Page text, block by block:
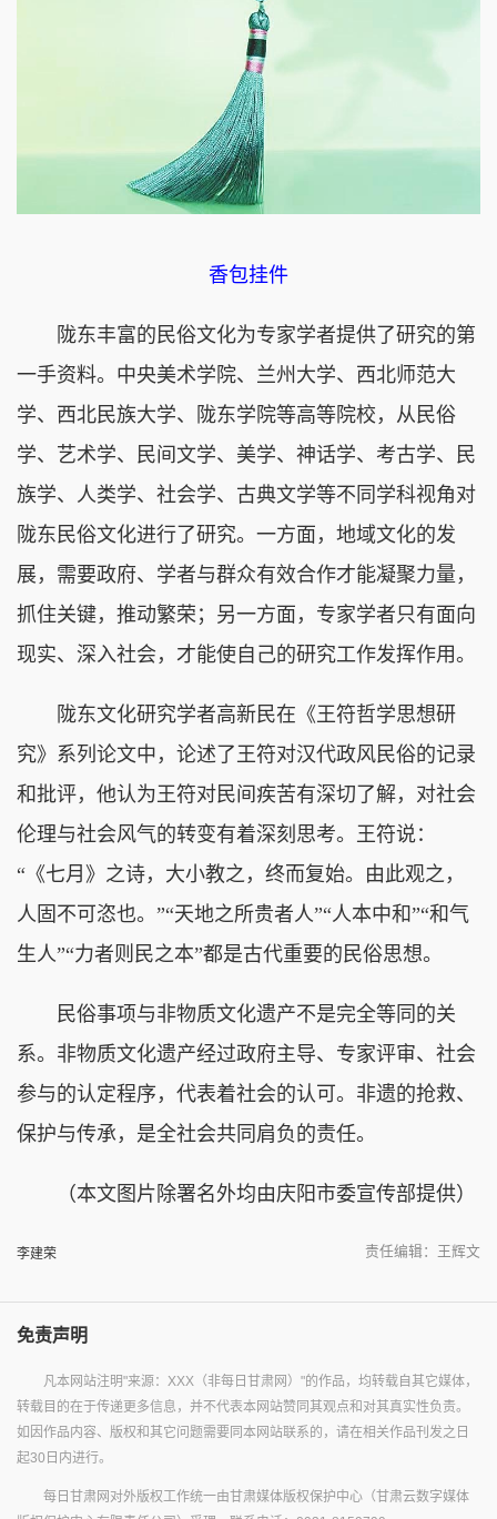
香包挂件
陇东丰富的民俗文化为专家学者提供了研究的第
一手资料。中央美术学院、兰州大学、西北师范大
学、西北民族大学、陇东学院等高等院校，从民俗
学、艺术学、民间文学、美学、神话学、考古学、民
族学、人类学、社会学、古典文学等不同学科视角对
陇东民俗文化进行了研究。一方面，地域文化的发
展，需要政府、学者与群众有效合作才能凝聚力量，
抓住关键，推动繁荣；另一方面，专家学者只有面向
现实、深入社会，才能使自己的研究工作发挥作用。
陇东文化研究学者高新民在《王符哲学思想研
究》系列论文中，论述了王符对汉代政风民俗的记录
和批评，他认为王符对民间疾苦有深切了解，对社会
伦理与社会风气的转变有着深刻思考。王符说：
“《七月》之诗，大小教之，终而复始。由此观之，
人固不可恣也。”“天地之所贵者人”“人本中和”“和气
生人”“力者则民之本”都是古代重要的民俗思想。
民俗事项与非物质文化遗产不是完全等同的关
系。非物质文化遗产经过政府主导、专家评审、社会
参与的认定程序，代表着社会的认可。非遗的抢救、
保护与传承，是全社会共同肩负的责任。
（本文图片除署名外均由庆阳市委宣传部提供）
李建荣 责任编辑：王辉文
免责声明
凡本网站注明"来源：XXX（非每日甘肃网）"的作品，均转载自其它媒体，
转载目的在于传递更多信息，并不代表本网站赞同其观点和对其真实性负责。
如因作品内容、版权和其它问题需要同本网站联系的，请在相关作品刊发之日
起30日内进行。
每日甘肃网对外版权工作统一由甘肃媒体版权保护中心（甘肃云数字媒体